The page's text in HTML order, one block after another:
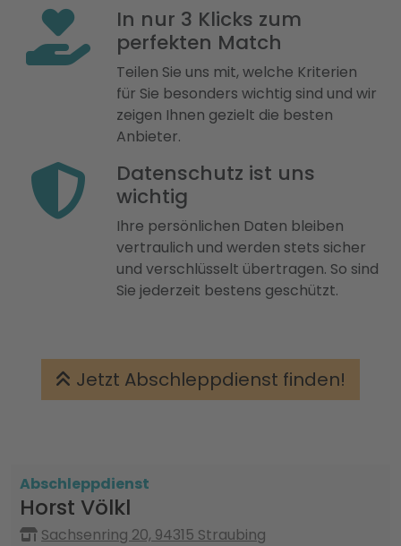
In nur 3 Klicks zum
perfekten Match
Teilen Sie uns mit, welche Kriterien
für Sie besonders wichtig sind und wir
zeigen Ihnen gezielt die besten
Anbieter.
Datenschutz ist uns
wichtig
Ihre persönlichen Daten bleiben
vertraulich und werden stets sicher
und verschlüsselt übertragen. So sind
Sie jederzeit bestens geschützt.
Jetzt Abschleppdienst finden!
Abschleppdienst
Horst Völkl
Sachsenring 20, 94315 Straubing